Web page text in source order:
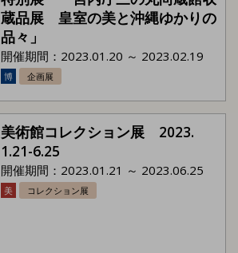
蔵品展 皇室の美と沖縄ゆかりの
品々」
開催期間：2023.01.20 ～ 2023.02.19
博 企画展
美術館コレクション展 2023.
1.21-6.25
開催期間：2023.01.21 ～ 2023.06.25
美 コレクション展